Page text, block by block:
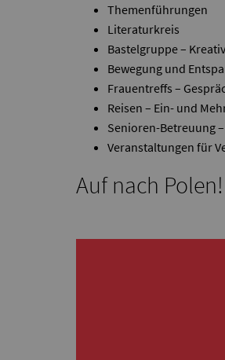
Themenführungen
Literaturkreis
Bastelgruppe –
Bewegung und
Frauentreffs –
Reisen – Ein- und
Senioren-Betreuung
Veranstaltungen für
Auf nach Polen!